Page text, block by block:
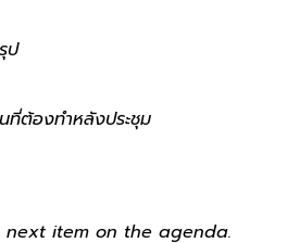
ป
ที่ต้องทำหลังประชุม
next item on the agenda.